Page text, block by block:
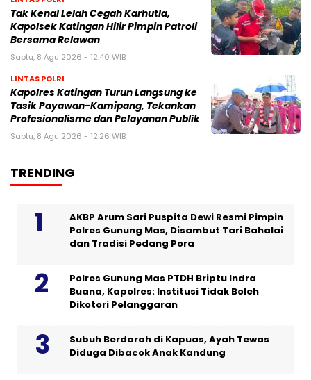
Tak Kenal Lelah Cegah Karhutla,
Kapolsek Katingan Hilir Pimpin Patroli
Bersama Relawan
Sabtu, 8 Agu 2026 - 12:40 WIB
LINTAS POLRI
Kapolres Katingan Turun Langsung ke
Tasik Payawan-Kamipang, Tekankan
Profesionalisme dan Pelayanan Publik
Sabtu, 8 Agu 2026 - 12:26 WIB
TRENDING
AKBP Arum Sari Puspita Dewi Resmi Pimpin
Polres Gunung Mas, Disambut Tari Bahalai
dan Tradisi Pedang Pora
Polres Gunung Mas PTDH Briptu Indra
Buana, Kapolres: Institusi Tidak Boleh
Dikotori Pelanggaran
Subuh Berdarah di Kapuas, Ayah Tewas
Diduga Dibacok Anak Kandung